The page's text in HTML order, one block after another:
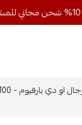
دي بارفيوم - 100 مل